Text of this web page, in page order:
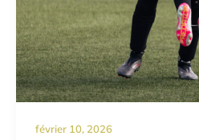
février 10, 2026